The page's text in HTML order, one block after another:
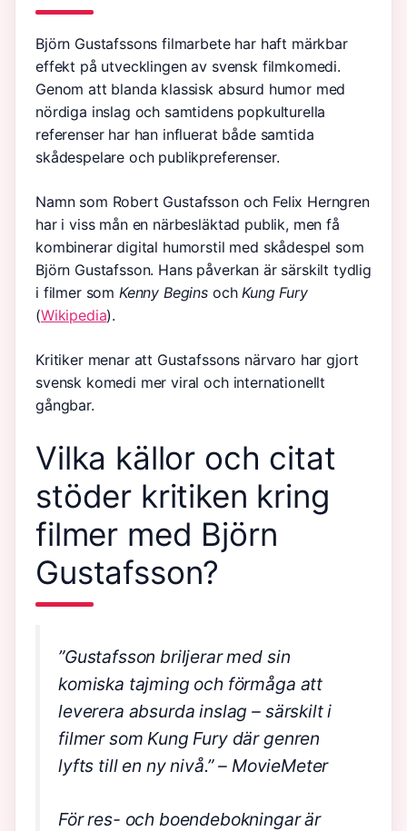
Björn Gustafssons filmarbete har haft märkbar
effekt på utvecklingen av svensk filmkomedi.
Genom att blanda klassisk absurd humor med
nördiga inslag och samtidens popkulturella
referenser har han influerat både samtida
skådespelare och publikpreferenser.
Namn som Robert Gustafsson och Felix Herngren
har i viss mån en närbesläktad publik, men få
kombinerar digital humorstil med skådespel som
Björn Gustafsson. Hans påverkan är särskilt tydlig
i filmer som Kenny Begins ochKung Fury
(Wikipedia).
Kritiker menar att Gustafssons närvaro har gjort
svensk komedi mer viral och internationellt
gångbar.
Vilka källor och citat
stöder kritiken kring
filmer med Björn
Gustafsson?
”Gustafsson briljerar med sin
komiska tajming och förmåga att
leverera absurda inslag – särskilt i
filmer som Kung Fury där genren
lyfts till en ny nivå.”– MovieMeter
För res- och boendebokningar är